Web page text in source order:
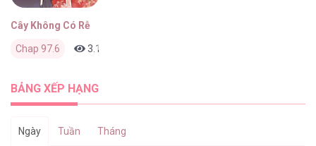
Cây Không Có Rễ
Chap 97.6 3.1K
BẢNG XẾP HẠNG
Ngày Tuần Tháng